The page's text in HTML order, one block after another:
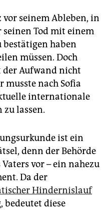
seinem Ableben, in
seinen Tod mit einem
bestätigen haben
müssen. Doch
der Aufwand nicht
nach Sofia
internationale
lassen.
ist ein
denn der Behörde
vor – ein nahezu
Da der
Hindernislauf
bedeutet diese